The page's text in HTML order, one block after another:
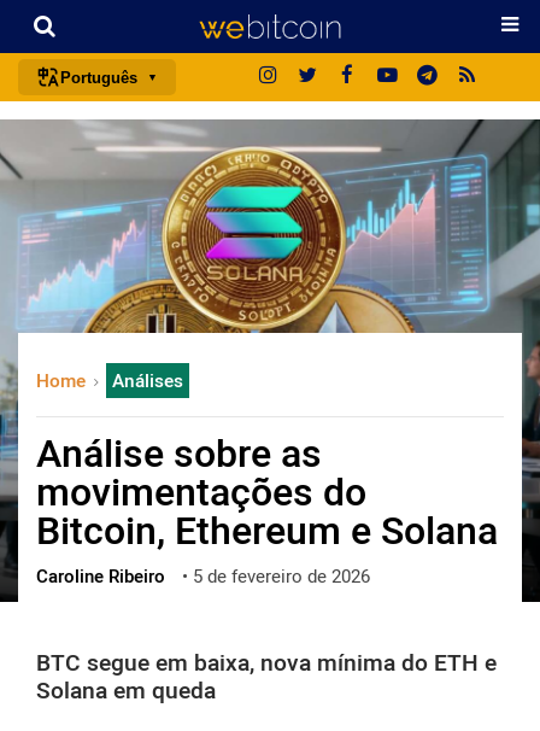
Português
português (BR)
english
español
français
italiano
deutsch
中文
한국어
العربية
ไทย
ქართული
Home Análises
Análise sobre as
movimentações do
Bitcoin, Ethereum e Solana
Caroline Ribeiro • 5 de fevereiro de 2026
BTC segue em baixa, nova mínima do ETH e
Solana em queda